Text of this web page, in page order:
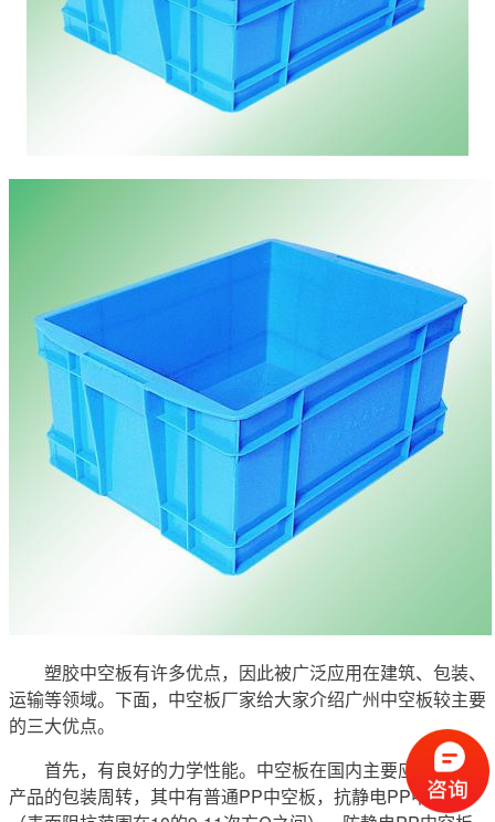
塑胶中空板有许多优点，因此被广泛应用在建筑、包装、
运输等领域。下面，中空板厂家给大家介绍广州中空板较主要
的三大优点。
首先，有良好的力学性能。中空板在国内主要应用在工厂
产品的包装周转，其中有普通PP中空板，抗静电PP中空板